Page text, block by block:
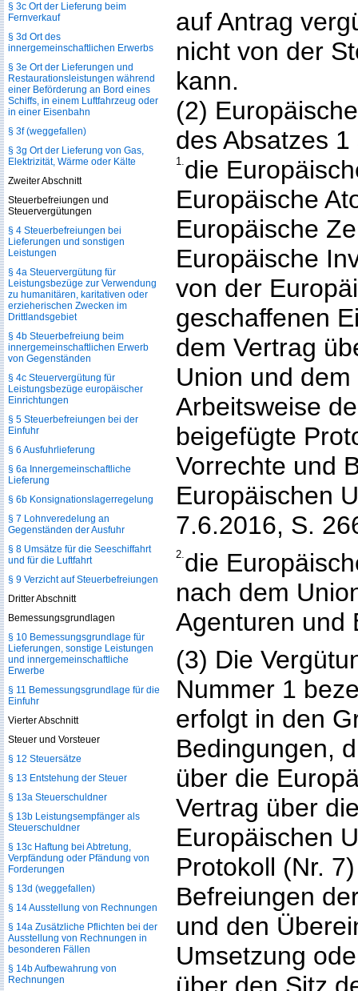
auf Antrag
nicht von der
kann.
(2)
des Absatzes 1
1.die
Europäische
Europäische
Europäische
von der
geschaffenen
dem Vertrag
Union und
Arbeitsweise
beigefügte
Vorrechte und
Europäischen
7.6.2016, S.
2.die
nach dem
Agenturen und
(3) Die
Nummer 1
erfolgt in den
Bedingungen,
über die
Vertrag über
Europäischen
Protokoll (Nr.
Befreiungen
und den
Umsetzung
§ 3c Ort der Lieferung beim
Fernverkauf
§ 3d Ort des
innergemeinschaftlichen Erwerbs
§ 3e Ort der Lieferungen und
Restaurationsleistungen während
einer Beförderung an Bord eines
Schiffs, in einem Luftfahrzeug oder
in einer Eisenbahn
§ 3f (weggefallen)
§ 3g Ort der Lieferung von Gas,
Elektrizität, Wärme oder Kälte
Zweiter Abschnitt
Steuerbefreiungen und
Steuervergütungen
§ 4 Steuerbefreiungen bei
Lieferungen und sonstigen
Leistungen
§ 4a Steuervergütung für
Leistungsbezüge zur Verwendung
zu humanitären, karitativen oder
erzieherischen Zwecken im
Drittlandsgebiet
§ 4b Steuerbefreiung beim
innergemeinschaftlichen Erwerb
von Gegenständen
§ 4c Steuervergütung für
Leistungsbezüge europäischer
Einrichtungen
§ 5 Steuerbefreiungen bei der
Einfuhr
§ 6 Ausfuhrlieferung
§ 6a Innergemeinschaftliche
Lieferung
§ 6b Konsignationslagerregelung
§ 7 Lohnveredelung an
Gegenständen der Ausfuhr
§ 8 Umsätze für die Seeschiffahrt
und für die Luftfahrt
§ 9 Verzicht auf Steuerbefreiungen
Dritter Abschnitt
Bemessungsgrundlagen
§ 10 Bemessungsgrundlage für
Lieferungen, sonstige Leistungen
und innergemeinschaftliche
Erwerbe
§ 11 Bemessungsgrundlage für die
Einfuhr
Vierter Abschnitt
Steuer und Vorsteuer
§ 12 Steuersätze
§ 13 Entstehung der Steuer
§ 13a Steuerschuldner
§ 13b Leistungsempfänger als
Steuerschuldner
§ 13c Haftung bei Abtretung,
Verpfändung oder Pfändung von
Forderungen
§ 13d (weggefallen)
§ 14 Ausstellung von Rechnungen
§ 14a Zusätzliche Pflichten bei der
Ausstellung von Rechnungen in
besonderen Fällen
§ 14b Aufbewahrung von
Rechnungen